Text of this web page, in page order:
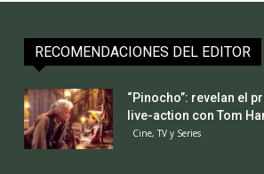
RECOMENDACIONES DEL EDITOR
“Pinocho”: revelan el
live-action con Tom
Cine, TV y Series